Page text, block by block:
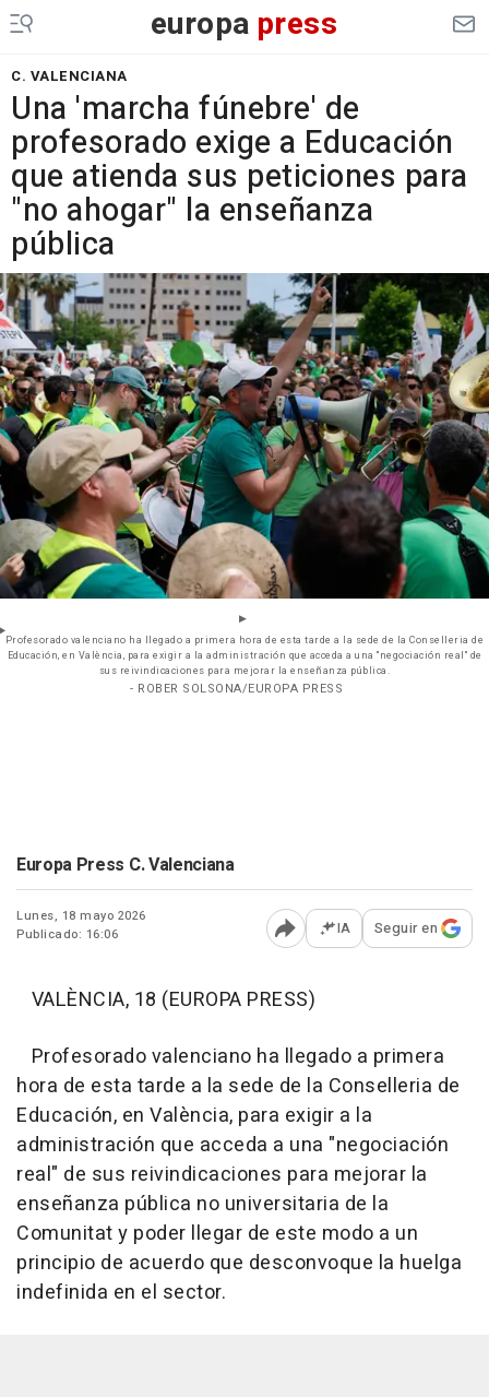
europa press
C. VALENCIANA
Una 'marcha fúnebre' de
profesorado exige a Educación
que atienda sus peticiones para
"no ahogar" la enseñanza
pública
Profesorado valenciano ha llegado a primera hora de esta tarde a la sede de la Conselleria de
Educación, en València, para exigir a la administración que acceda a una "negociación real" de
sus reivindicaciones para mejorar la enseñanza pública.
- ROBER SOLSONA/EUROPA PRESS
Europa Press C. Valenciana
Lunes, 18 mayo 2026
Publicado: 16:06
Abrir opciones para
IA Seguir en
VALÈNCIA, 18 (EUROPA PRESS)
Profesorado valenciano ha llegado a primera
hora de esta tarde a la sede de la Conselleria de
Educación, en València, para exigir a la
administración que acceda a una "negociación
real" de sus reivindicaciones para mejorar la
enseñanza pública no universitaria de la
Comunitat y poder llegar de este modo a un
principio de acuerdo que desconvoque la huelga
indefinida en el sector.